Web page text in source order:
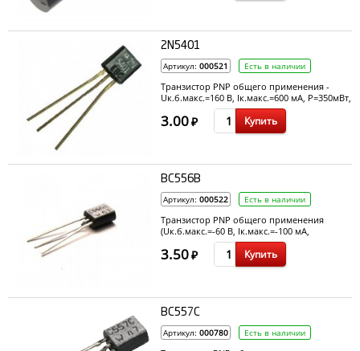
2N5401
Артикул: 000521 Есть в наличии
Транзистор PNP общего применения -
Uк.б.макс.=160 В, Ік.макс.=600 мА, P=350мВт,
h21э=40~200, fгр=100 МГц
3.00₽ Купить
BC556B
Артикул: 000522 Есть в наличии
Транзистор PNP общего применения
(Uк.б.макс.=-60 В, Ік.макс.=-100 мА,
P=500мВт, h21э=220, fгр=200 МГц)
3.50₽ Купить
BC557C
Артикул: 000780 Есть в наличии